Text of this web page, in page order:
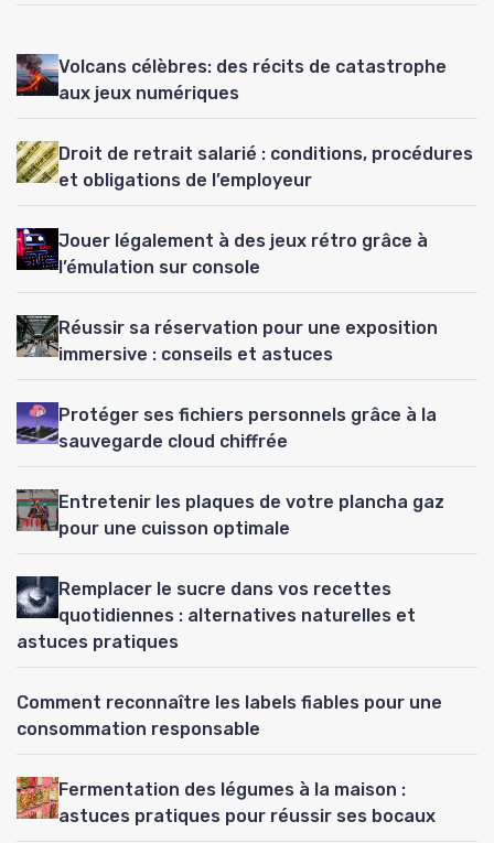
Volcans célèbres: des récits de catastrophe
aux jeux numériques
Droit de retrait salarié : conditions, procédures
et obligations de l’employeur
Jouer légalement à des jeux rétro grâce à
l’émulation sur console
Réussir sa réservation pour une exposition
immersive : conseils et astuces
Protéger ses fichiers personnels grâce à la
sauvegarde cloud chiffrée
Entretenir les plaques de votre plancha gaz
pour une cuisson optimale
Remplacer le sucre dans vos recettes
quotidiennes : alternatives naturelles et
astuces pratiques
Comment reconnaître les labels fiables pour une
consommation responsable
Fermentation des légumes à la maison :
astuces pratiques pour réussir ses bocaux